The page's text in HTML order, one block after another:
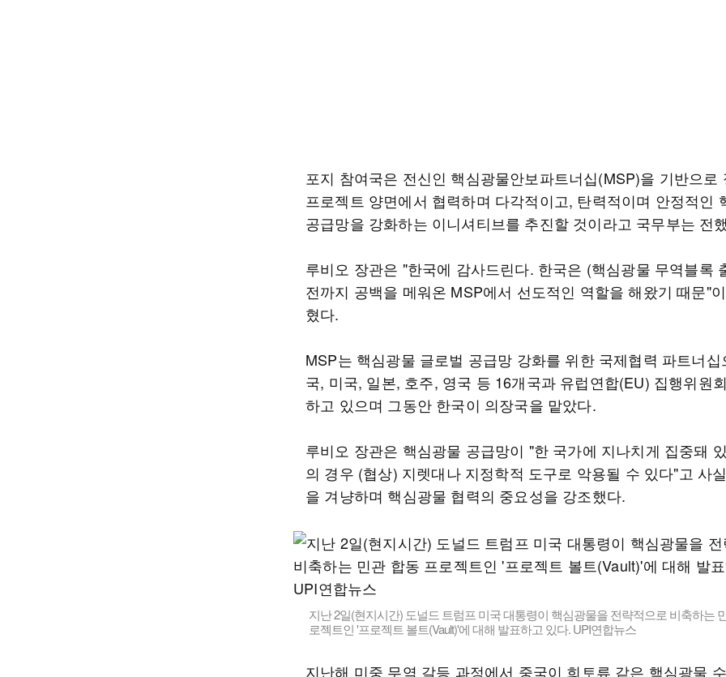
포지 참여국은 전신인 핵심광물안보파트너십(MSP)을 기반으로
프로젝트 양면에서 협력하며 다각적이고, 탄력적이며 안정적인
공급망을 강화하는 이니셔티브를 추진할 것이라고 국무부는 전
루비오 장관은 "한국에 감사드린다. 한국은 (핵심광물 무역블록
전까지 공백을 메워온 MSP에서 선도적인 역할을 해왔기 때문"
혔다.
MSP는 핵심광물 글로벌 공급망 강화를 위한 국제협력 파트너십
국, 미국, 일본, 호주, 영국 등 16개국과 유럽연합(EU) 집행위원
하고 있으며 그동안 한국이 의장국을 맡았다.
루비오 장관은 핵심광물 공급망이 "한 국가에 지나치게 집중돼
의 경우 (협상) 지렛대나 지정학적 도구로 악용될 수 있다"고 사
을 겨냥하며 핵심광물 협력의 중요성을 강조했다.
지난 2일(현지시간) 도널드 트럼프 미국 대통령이 핵심광물을 전략적으로 비축하는
로젝트인 '프로젝트 볼트(Vault)'에 대해 발표하고 있다. UPI연합뉴스
지난해 미중 무역 갈등 과정에서 중국이 희토류 같은 핵심광물